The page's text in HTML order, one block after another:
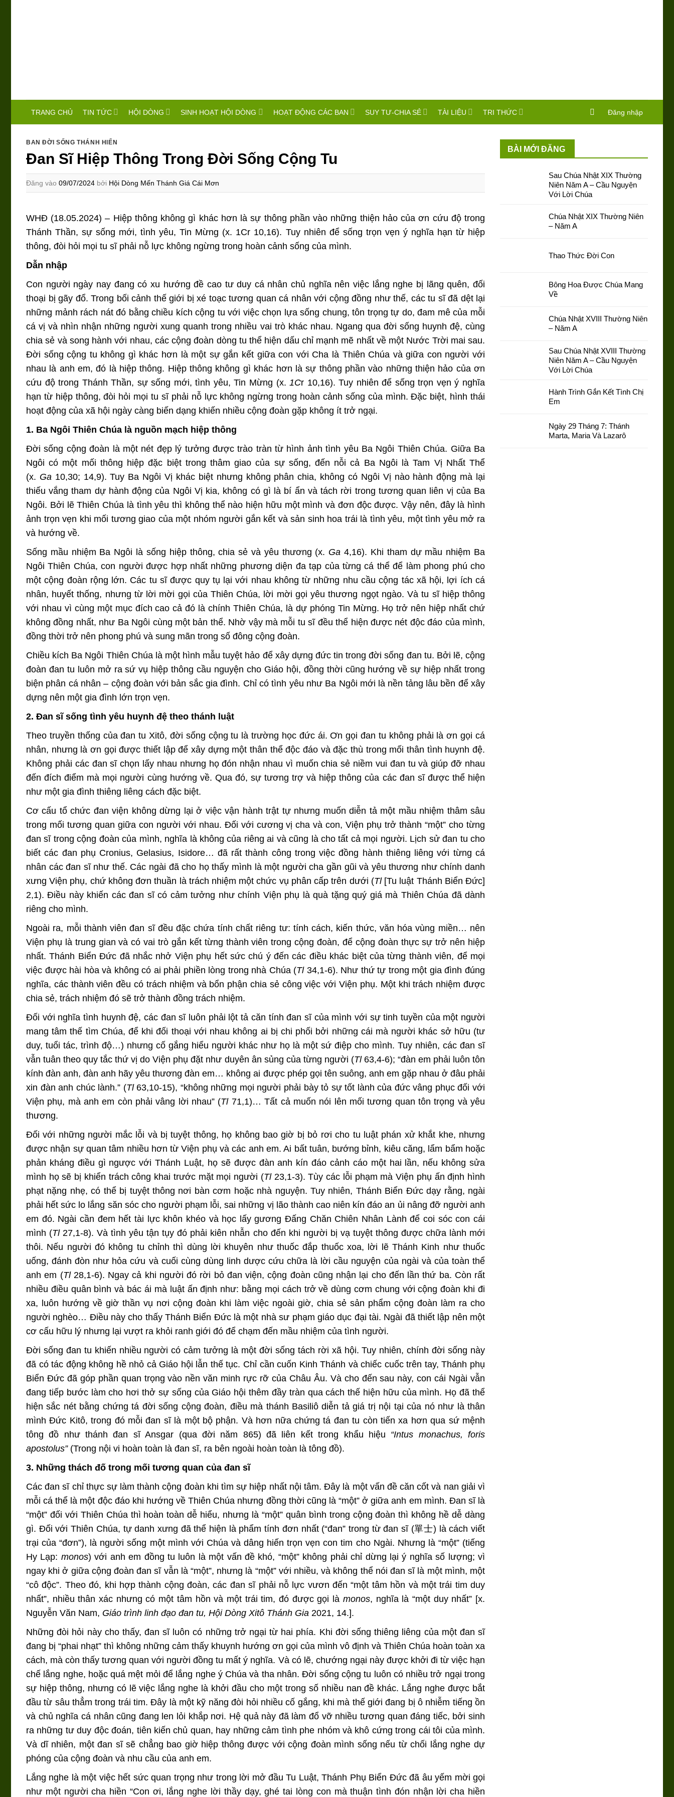
TRANG CHỦ TIN TỨC HỘI DÒNG SINH HOẠT HỘI DÒNG HOẠT ĐỘNG CÁC BAN SUY TƯ-CHIA SẺ TÀI LIỆU TRI THỨC Đăng nhập
BAN ĐỜI SỐNG THÁNH HIẾN
Đan Sĩ Hiệp Thông Trong Đời Sống Cộng Tu
Đăng vào 09/07/2024 bởi Hội Dòng Mến Thánh Giá Cái Mơn
WHĐ (18.05.2024) – Hiệp thông không gì khác hơn là sự thông phần vào những thiện hảo của ơn cứu độ trong
Thánh Thần, sự sống mới, tình yêu, Tin Mừng (x. 1Cr 10,16). Tuy nhiên để sống trọn vẹn ý nghĩa hạn từ hiệp
thông, đòi hỏi mọi tu sĩ phải nỗ lực không ngừng trong hoàn cảnh sống của mình.
Dẫn nhập
Con người ngày nay đang có xu hướng đề cao tư duy cá nhân chủ nghĩa nên việc lắng nghe bị lãng quên, đối
thoại bị gãy đổ. Trong bối cảnh thế giới bị xé toạc tương quan cá nhân với cộng đồng như thế, các tu sĩ đã dệt lại
những mảnh rách nát đó bằng chiều kích cộng tu với việc chọn lựa sống chung, tôn trọng tự do, đam mê của mỗi
cá vị và nhìn nhận những người xung quanh trong nhiều vai trò khác nhau. Ngang qua đời sống huynh đệ, cùng
chia sẻ và song hành với nhau, các cộng đoàn dòng tu thể hiện dấu chỉ mạnh mẽ nhất về một Nước Trời mai sau.
Đời sống cộng tu không gì khác hơn là một sự gắn kết giữa con với Cha là Thiên Chúa và giữa con người với
nhau là anh em, đó là hiệp thông. Hiệp thông không gì khác hơn là sự thông phần vào những thiện hảo của ơn
cứu độ trong Thánh Thần, sự sống mới, tình yêu, Tin Mừng (x.1Cr 10,16). Tuy nhiên để sống trọn vẹn ý nghĩa
hạn từ hiệp thông, đòi hỏi mọi tu sĩ phải nỗ lực không ngừng trong hoàn cảnh sống của mình. Đặc biệt, hình thái
hoạt động của xã hội ngày càng biến dạng khiến nhiều cộng đoàn gặp không ít trở ngại.
1. Ba Ngôi Thiên Chúa là nguồn mạch hiệp thông
Đời sống cộng đoàn là một nét đẹp lý tưởng được trào tràn từ hình ảnh tình yêu Ba Ngôi Thiên Chúa. Giữa Ba
Ngôi có một mối thông hiệp đặc biệt trong thâm giao của sự sống, đến nỗi cả Ba Ngôi là Tam Vị Nhất Thể
(x. Ga 10,30; 14,9). Tuy Ba Ngôi Vị khác biệt nhưng không phân chia, không có Ngôi Vị nào hành động mà lại
thiếu vắng tham dự hành động của Ngôi Vị kia, không có gì là bí ẩn và tách rời trong tương quan liên vị của Ba
Ngôi. Bởi lẽ Thiên Chúa là tình yêu thì không thể nào hiện hữu một mình và đơn độc được. Vậy nên, đây là hình
ảnh trọn vẹn khi mối tương giao của một nhóm người gắn kết và sản sinh hoa trái là tình yêu, một tình yêu mở ra
và hướng về.
Sống mầu nhiệm Ba Ngôi là sống hiệp thông, chia sẻ và yêu thương (x. Ga 4,16). Khi tham dự mầu nhiệm Ba
Ngôi Thiên Chúa, con người được hợp nhất những phương diện đa tạp của từng cá thể để làm phong phú cho
một cộng đoàn rộng lớn. Các tu sĩ được quy tụ lại với nhau không từ những nhu cầu cộng tác xã hội, lợi ích cá
nhân, huyết thống, nhưng từ lời mời gọi của Thiên Chúa, lời mời gọi yêu thương ngọt ngào. Và tu sĩ hiệp thông
với nhau vì cùng một mục đích cao cả đó là chính Thiên Chúa, là dự phóng Tin Mừng. Họ trở nên hiệp nhất chứ
không đồng nhất, như Ba Ngôi cùng một bản thể. Nhờ vậy mà mỗi tu sĩ đều thể hiện được nét độc đáo của mình,
đồng thời trở nên phong phú và sung mãn trong số đông cộng đoàn.
Chiều kích Ba Ngôi Thiên Chúa là một hình mẫu tuyệt hảo để xây dựng đức tin trong đời sống đan tu. Bởi lẽ, cộng
đoàn đan tu luôn mở ra sứ vụ hiệp thông cầu nguyện cho Giáo hội, đồng thời cũng hướng về sự hiệp nhất trong
biện phân cá nhân – cộng đoàn với bản sắc gia đình. Chỉ có tình yêu như Ba Ngôi mới là nền tảng lâu bền để xây
dựng nên một gia đình lớn trọn vẹn.
2. Đan sĩ sống tình yêu huynh đệ theo thánh luật
Theo truyền thống của đan tu Xitô, đời sống cộng tu là trường học đức ái. Ơn gọi đan tu không phải là ơn gọi cá
nhân, nhưng là ơn gọi được thiết lập để xây dựng một thân thể độc đáo và đặc thù trong mối thân tình huynh đệ.
Không phải các đan sĩ chọn lấy nhau nhưng họ đón nhận nhau vì muốn chia sẻ niềm vui đan tu và giúp đỡ nhau
đến đích điểm mà mọi người cùng hướng về. Qua đó, sự tương trợ và hiệp thông của các đan sĩ được thể hiện
như một gia đình thiêng liêng cách đặc biệt.
Cơ cấu tổ chức đan viện không dừng lại ở việc vận hành trật tự nhưng muốn diễn tả một mầu nhiệm thâm sâu
trong mối tương quan giữa con người với nhau. Đối với cương vị cha và con, Viện phụ trở thành “một” cho từng
đan sĩ trong cộng đoàn của mình, nghĩa là không của riêng ai và cũng là cho tất cả mọi người. Lịch sử đan tu cho
biết các đan phụ Cronius, Gelasius, Isidore… đã rất thành công trong việc đồng hành thiêng liêng với từng cá
nhân các đan sĩ như thế. Các ngài đã cho họ thấy mình là một người cha gần gũi và yêu thương như chính danh
xưng Viện phụ, chứ không đơn thuần là trách nhiệm một chức vụ phân cấp trên dưới (Tl[Tu luật Thánh Biển Đức]
2,1). Điều này khiến các đan sĩ có cảm tưởng như chính Viện phụ là quà tặng quý giá mà Thiên Chúa đã dành
riêng cho mình.
Ngoài ra, mỗi thành viên đan sĩ đều đặc chứa tính chất riêng tư: tính cách, kiến thức, văn hóa vùng miền… nên
Viện phụ là trung gian và có vai trò gắn kết từng thành viên trong cộng đoàn, để cộng đoàn thực sự trở nên hiệp
nhất. Thánh Biển Đức đã nhắc nhở Viện phụ hết sức chú ý đến các điều khác biệt của từng thành viên, để mọi
việc được hài hòa và không có ai phải phiền lòng trong nhà Chúa (Tl34,1-6). Như thứ tự trong một gia đình đúng
nghĩa, các thành viên đều có trách nhiệm và bổn phận chia sẻ công việc với Viện phụ. Một khi trách nhiệm được
chia sẻ, trách nhiệm đó sẽ trở thành đồng trách nhiệm.
Đối với nghĩa tình huynh đệ, các đan sĩ luôn phải lột tả căn tính đan sĩ của mình với sự tinh tuyền của một người
mang tâm thế tìm Chúa, để khi đối thoại với nhau không ai bị chi phối bởi những cái mà người khác sở hữu (tư
duy, tuổi tác, trình độ…) nhưng cố gắng hiểu người khác như họ là một sứ điệp cho mình. Tuy nhiên, các đan sĩ
vẫn tuân theo quy tắc thứ vị do Viện phụ đặt như duyên ân sủng của từng người (Tl63,4-6); “đàn em phải luôn tôn
kính đàn anh, đàn anh hãy yêu thương đàn em… không ai được phép gọi tên suông, anh em gặp nhau ở đâu phải
xin đàn anh chúc lành.” (Tl63,10-15), “không những mọi người phải bày tỏ sự tốt lành của đức vâng phục đối với
Viện phụ, mà anh em còn phải vâng lời nhau” (Tl71,1)… Tất cả muốn nói lên mối tương quan tôn trọng và yêu
thương.
Đối với những người mắc lỗi và bị tuyệt thông, họ không bao giờ bị bỏ rơi cho tu luật phán xử khắt khe, nhưng
được nhận sự quan tâm nhiều hơn từ Viện phụ và các anh em. Ai bất tuân, bướng bỉnh, kiêu căng, lẩm bẩm hoặc
phản kháng điều gì ngược với Thánh Luật, họ sẽ được đàn anh kín đáo cảnh cáo một hai lần, nếu không sửa
mình họ sẽ bị khiển trách công khai trước mặt mọi người (Tl23,1-3). Tùy các lỗi phạm mà Viện phụ ấn định hình
phạt nặng nhẹ, có thể bị tuyệt thông nơi bàn cơm hoặc nhà nguyện. Tuy nhiên, Thánh Biển Đức dạy rằng, ngài
phải hết sức lo lắng săn sóc cho người phạm lỗi, sai những vị lão thành cao niên kín đáo an ủi nâng đỡ người anh
em đó. Ngài cần đem hết tài lực khôn khéo và học lấy gương Đấng Chăn Chiên Nhân Lành để coi sóc con cái
mình (Tl27,1-8). Và tình yêu tận tụy đó phải kiên nhẫn cho đến khi người bị vạ tuyệt thông được chữa lành mới
thôi. Nếu người đó không tu chỉnh thì dùng lời khuyên như thuốc đắp thuốc xoa, lời lẽ Thánh Kinh như thuốc
uống, đánh đòn như hỏa cứu và cuối cùng dùng linh dược cứu chữa là lời cầu nguyện của ngài và của toàn thể
anh em (Tl28,1-6). Ngay cả khi người đó rời bỏ đan viện, cộng đoàn cũng nhận lại cho đến lần thứ ba. Còn rất
nhiều điều quân bình và bác ái mà luật ấn định như: bằng mọi cách trở về dùng cơm chung với cộng đoàn khi đi
xa, luôn hướng về giờ thần vụ nơi cộng đoàn khi làm việc ngoài giờ, chia sẻ sản phẩm cộng đoàn làm ra cho
người nghèo… Điều này cho thấy Thánh Biển Đức là một nhà sư phạm giáo dục đại tài. Ngài đã thiết lập nên một
cơ cấu hữu lý nhưng lại vượt ra khỏi ranh giới đó để chạm đến mầu nhiệm của tình người.
Đời sống đan tu khiến nhiều người có cảm tưởng là một đời sống tách rời xã hội. Tuy nhiên, chính đời sống này
đã có tác động không hề nhỏ cả Giáo hội lẫn thế tục. Chỉ cần cuốn Kinh Thánh và chiếc cuốc trên tay, Thánh phụ
Biển Đức đã góp phần quan trọng vào nền văn minh rực rỡ của Châu Âu. Và cho đến sau này, con cái Ngài vẫn
đang tiếp bước làm cho hơi thở sự sống của Giáo hội thêm đầy tràn qua cách thế hiện hữu của mình. Họ đã thể
hiện sắc nét bằng chứng tá đời sống cộng đoàn, điều mà thánh Basiliô diễn tả giá trị nội tại của nó như là thân
mình Đức Kitô, trong đó mỗi đan sĩ là một bộ phận. Và hơn nữa chứng tá đan tu còn tiến xa hơn qua sứ mệnh
tông đồ như thánh đan sĩ Ansgar (qua đời năm 865) đã liên kết trong khẩu hiệu “Intus monachus, foris
apostolus” (Trong nội vi hoàn toàn là đan sĩ, ra bên ngoài hoàn toàn là tông đồ).
3. Những thách đố trong mối tương quan của đan sĩ
Các đan sĩ chỉ thực sự làm thành cộng đoàn khi tìm sự hiệp nhất nội tâm. Đây là một vấn đề căn cốt và nan giải vì
mỗi cá thể là một độc đáo khi hướng về Thiên Chúa nhưng đồng thời cũng là “một” ở giữa anh em mình. Đan sĩ là
“một” đối với Thiên Chúa thì hoàn toàn dễ hiểu, nhưng là “một” quân bình trong cộng đoàn thì không hề dễ dàng
gì. Đối với Thiên Chúa, tự danh xưng đã thể hiện là phẩm tính đơn nhất (“đan” trong từ đan sĩ (單士) là cách viết
trại của “đơn”), là người sống một mình với Chúa và dâng hiến trọn vẹn con tim cho Ngài. Nhưng là “một” (tiếng
Hy Lạp: monos) với anh em đồng tu luôn là một vấn đề khó, “một” không phải chỉ dừng lại ý nghĩa số lượng; vì
ngay khi ở giữa cộng đoàn đan sĩ vẫn là “một”, nhưng là “một” với nhiều, và không thể nói đan sĩ là một mình, một
“cô độc”. Theo đó, khi hợp thành cộng đoàn, các đan sĩ phải nỗ lực vươn đến “một tâm hồn và một trái tim duy
nhất”, nhiều thân xác nhưng có một tâm hồn và một trái tim, đó được gọi là monos, nghĩa là “một duy nhất” [x.
Nguyễn Văn Nam, Giáo trình linh đạo đan tu, Hội Dòng Xitô Thánh Gia 2021, 14.].
Những đòi hỏi này cho thấy, đan sĩ luôn có những trở ngại từ hai phía. Khi đời sống thiêng liêng của một đan sĩ
đang bị “phai nhạt” thì không những cảm thấy khuynh hướng ơn gọi của mình vô định và Thiên Chúa hoàn toàn xa
cách, mà còn thấy tương quan với người đồng tu mất ý nghĩa. Và có lẽ, chướng ngại này được khởi đi từ việc hạn
chế lắng nghe, hoặc quá mệt mỏi để lắng nghe ý Chúa và tha nhân. Đời sống cộng tu luôn có nhiều trở ngại trong
sự hiệp thông, nhưng có lẽ việc lắng nghe là khởi đầu cho một trong số nhiều nan đề khác. Lắng nghe được bắt
đầu từ sâu thẳm trong trái tim. Đây là một kỹ năng đòi hỏi nhiều cố gắng, khi mà thế giới đang bị ô nhiễm tiếng ồn
và chủ nghĩa cá nhân cũng đang len lỏi khắp nơi. Hệ quả này đã làm đổ vỡ nhiều tương quan đáng tiếc, bởi sinh
ra những tư duy độc đoán, tiên kiến chủ quan, hay những cảm tình phe nhóm và khô cứng trong cái tôi của mình.
Và dĩ nhiên, một đan sĩ sẽ chẳng bao giờ hiệp thông được với cộng đoàn mình sống nếu từ chối lắng nghe dự
phóng của cộng đoàn và nhu cầu của anh em.
Lắng nghe là một việc hết sức quan trọng như trong lời mở đầu Tu Luật, Thánh Phụ Biển Đức đã âu yếm mời gọi
như một người cha hiền “Con ơi, lắng nghe lời thầy dạy, ghé tai lòng con mà thuận tình đón nhận lời cha hiền
BÀI MỚI ĐĂNG
Sau Chúa Nhật XIX Thường
Niên Năm A – Cầu Nguyện
Với Lời Chúa
Chúa Nhật XIX Thường Niên
– Năm A
Thao Thức Đời Con
Bông Hoa Được Chúa Mang
Về
Chúa Nhật XVIII Thường Niên
– Năm A
Sau Chúa Nhật XVIII Thường
Niên Năm A – Cầu Nguyện
Với Lời Chúa
Hành Trình Gắn Kết Tình Chị
Em
Ngày 29 Tháng 7: Thánh
Marta, Maria Và Lazarô